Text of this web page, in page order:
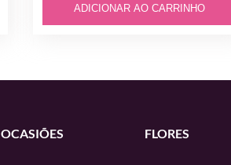
ADICIONAR AO CARRINHO
OCASIÕES FLORES